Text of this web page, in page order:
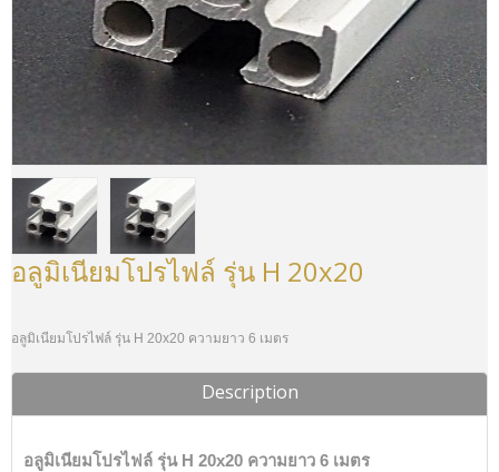
อลูมิเนียมโปรไฟล์ รุ่น H 20x20
อลูมิเนียมโปรไฟล์ รุ่น H 20x20 ความยาว 6 เมตร
Description
อลูมิเนียมโปรไฟล์ รุ่น H 20x20 ความยาว 6 เมตร